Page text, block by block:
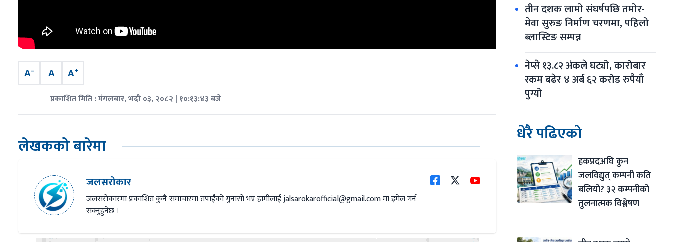
A– A A+
प्रकाशित मिति : मंगलबार, भदौ ०३, २०८२ | १०:१३:४३ बजे
लेखकको बारेमा
जलसरोकार
जलसरोकारमा प्रकाशित कुनै समाचारमा तपाईंको गुनासो भए हामीलाईjalsarokarofficial@gmail.comमा इमेल गर्न
सक्नुहुनेछ ।
तीन दशक लामो संघर्षपछि तमोर-
मेवा सुरुङ निर्माण चरणमा, पहिलो
ब्लास्टिङ सम्पन्न
नेप्से १३.८२ अंकले घट्यो, कारोबार
रकम बढेर ४ अर्ब ६२ करोड रुपैयाँ
पुग्यो
धेरै पढिएको
हकप्रदअघि कुन
जलविद्युत् कम्पनी कति
बलियो? ३२ कम्पनीको
तुलनात्मक विश्लेषण